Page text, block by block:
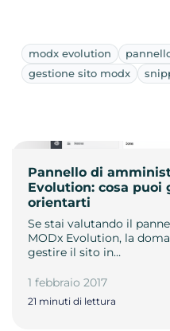
modx evolution
gestione sito modx
Pannello di
Evolution: cosa puoi
orientarti
Se stai valutando il
MODx Evolution, la
gestire il sito in…
1 febbraio 2017
21 minuti di lettura